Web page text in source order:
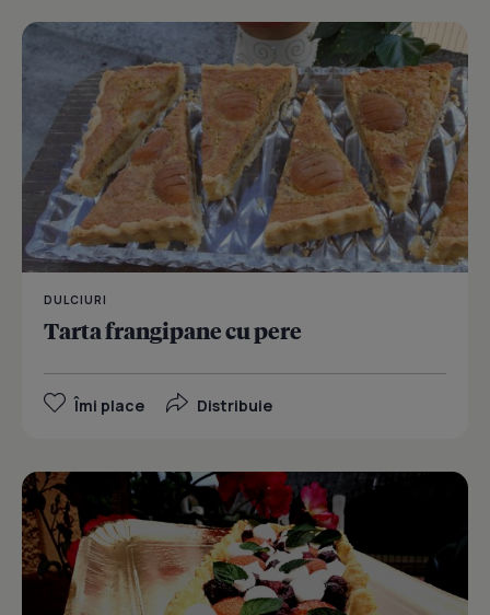
DULCIURI
Tarta frangipane cu pere
Îmi place Distribuie